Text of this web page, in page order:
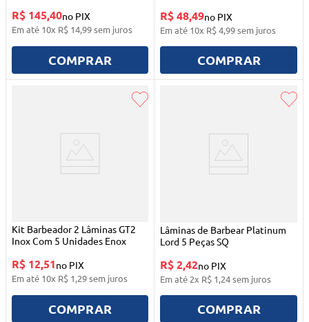
R$ 145,40no PIX
Em até 10x R$ 14,99sem juros
COMPRAR
R$ 48,49no PIX
Em até 10x R$4,99sem juros
COMPRAR
Kit Barbeador 2 Lâminas GT2
Inox Com 5 Unidades Enox
R$ 12,51no PIX
Em até 10x R$ 1,29sem juros
COMPRAR
Lâminas de Barbear Platinum
Lord 5 Peças SQ
R$ 2,42no PIX
Em até 2x R$ 1,24sem juros
COMPRAR